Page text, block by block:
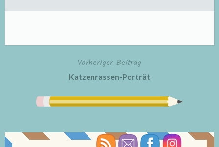
BeitragsnavigationVorheriger Beitrag
Katzenrassen-Porträt